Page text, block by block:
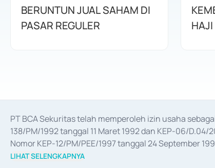
BERUNTUN JUAL SAHAM DI
PASAR REGULER
HAJI
PT BCA Sekuritas telah memperoleh izin usaha
138/PM/1992 tanggal 11 Maret 1992 dan KEP-06/
Nomor KEP-12/PM/PEE/1997 tanggal 24 September
merger, akuisisi, divestasi, dan
LIHAT SELENGKAPNYA